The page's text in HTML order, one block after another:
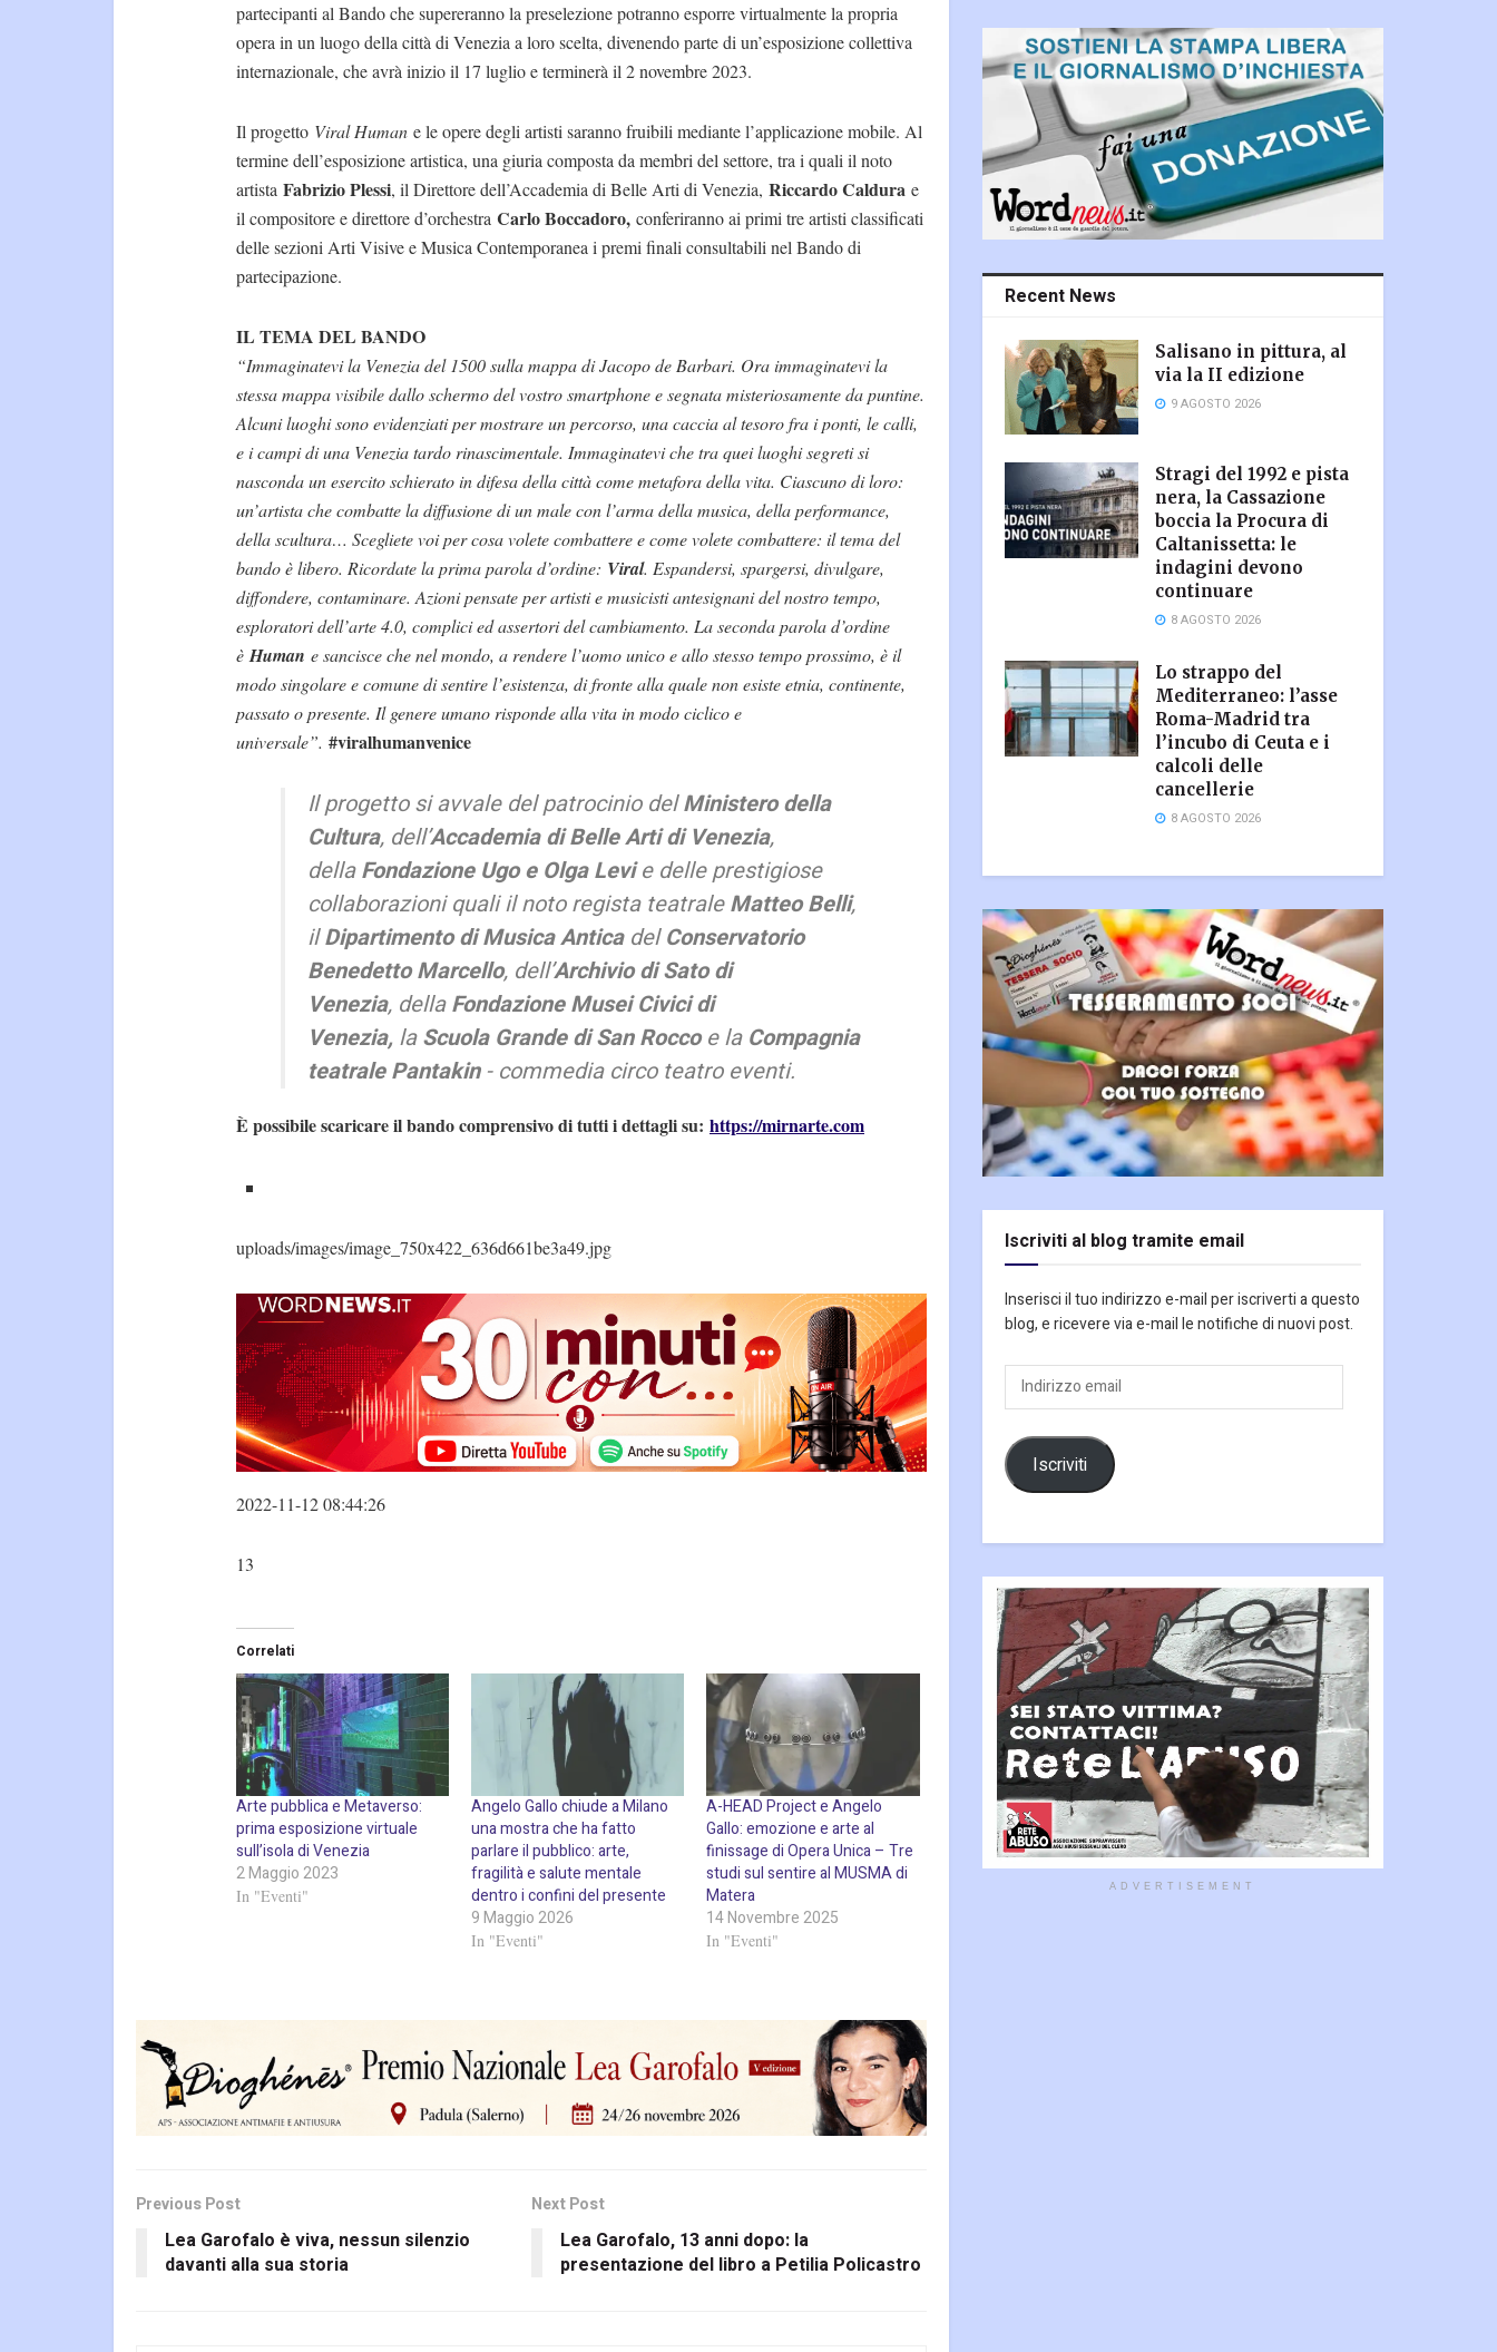
partecipanti al Bando che supereranno la preselezione potranno esporre virtualmente la propria
opera in un luogo della città di Venezia a loro scelta, divenendo parte di un’esposizione collettiva
internazionale, che avrà inizio il 17 luglio e terminerà il 2 novembre 2023.
Il progetto Viral Human e le opere degli artisti saranno fruibili mediante l’applicazione mobile. Al
termine dell’esposizione artistica, una giuria composta da membri del settore, tra i quali il noto
artista Fabrizio Plessi, il Direttore dell’Accademia di Belle Arti di Venezia, Riccardo Caldura e
il compositore e direttore d’orchestra Carlo Boccadoro, conferiranno ai primi tre artisti classificati
delle sezioni Arti Visive e Musica Contemporanea i premi finali consultabili nel Bando di
partecipazione.
IL TEMA DEL BANDO
“Immaginatevi la Venezia del 1500 sulla mappa di Jacopo de Barbari. Ora immaginatevi la
stessa mappa visibile dallo schermo del vostro smartphone e segnata misteriosamente da puntine.
Alcuni luoghi sono evidenziati per mostrare un percorso, una caccia al tesoro fra i ponti, le calli,
e i campi di una Venezia tardo rinascimentale. Immaginatevi che tra quei luoghi segreti si
nasconda un esercito schierato in difesa della città come metafora della vita. Ciascuno di loro:
un’artista che combatte la diffusione di un male con l’arma della musica, della performance,
della scultura… Scegliete voi per cosa volete combattere e come volete combattere: il tema del
bando è libero. Ricordate la prima parola d’ordine: Viral. Espandersi, spargersi, divulgare,
diffondere, contaminare. Azioni pensate per artisti e musicisti antesignani del nostro tempo,
esploratori dell’arte 4.0, complici ed assertori del cambiamento. La seconda parola d’ordine
èHuman e sancisce che nel mondo, a rendere l’uomo unico e allo stesso tempo prossimo, è il
modo singolare e comune di sentire l’esistenza, di fronte alla quale non esiste etnia, continente,
passato o presente. Il genere umano risponde alla vita in modo ciclico e
universale”. #viralhumanvenice
Il progetto si avvale del patrocinio del Ministero della
Cultura, dell’Accademia di Belle Arti di Venezia,
dellaFondazione Ugo e Olga Levie delle prestigiose
collaborazioni quali il noto regista teatraleMatteo Belli,
ilDipartimento di Musica AnticadelConservatorio
Benedetto Marcello, dell’Archivio di Sato di
Venezia, dellaFondazione Musei Civici di
Venezia, la Scuola Grande di San Rocco e la Compagnia
teatrale Pantakin- commedia circo teatro eventi.
È possibile scaricare il bando comprensivo di tutti i dettagli su: https://mirnarte.com
uploads/images/image_750x422_636d661be3a49.jpg
2022-11-12 08:44:26
13
Correlati
Arte pubblica e Metaverso:
prima esposizione virtuale
sull’isola di Venezia
2 Maggio 2023
In "Eventi"
Angelo Gallo chiude a Milano
una mostra che ha fatto
parlare il pubblico: arte,
fragilità e salute mentale
dentro i confini del presente
9 Maggio 2026
In "Eventi"
A-HEAD Project e Angelo
Gallo: emozione e arte al
finissage di Opera Unica – Tre
studi sul sentire al MUSMA di
Matera
14 Novembre 2025
In "Eventi"
Previous Post
Lea Garofalo è viva, nessun silenzio
davanti alla sua storia
Next Post
Lea Garofalo, 13 anni dopo: la
presentazione del libro a Petilia Policastro
Recent News
Salisano in pittura, al
via la II edizione
9 AGOSTO 2026
Stragi del 1992 e pista
nera, la Cassazione
boccia la Procura di
Caltanissetta: le
indagini devono
continuare
8 AGOSTO 2026
Lo strappo del
Mediterraneo: l’asse
Roma-Madrid tra
l’incubo di Ceuta e i
calcoli delle
cancellerie
8 AGOSTO 2026
Iscriviti al blog tramite email
Inserisci il tuo indirizzo e-mail per iscriverti a questo
blog, e ricevere via e-mail le notifiche di nuovi post.
Indirizzo
Iscriviti
ADVERTISEMENT